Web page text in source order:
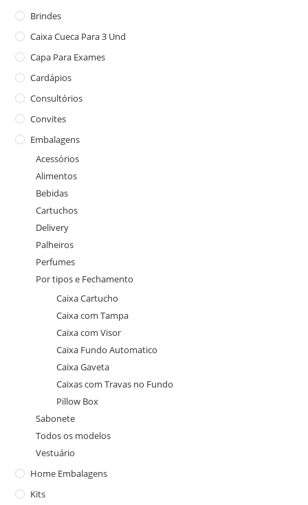
Brindes
Caixa Cueca Para 3 Und
Capa Para Exames
Cardápios
Consultórios
Convites
Embalagens
Acessórios
Alimentos
Bebidas
Cartuchos
Delivery
Palheiros
Perfumes
Por tipos e Fechamento
Caixa Cartucho
Caixa com Tampa
Caixa com Visor
Caixa Fundo Automatico
Caixa Gaveta
Caixas com Travas no Fundo
Pillow Box
Sabonete
Todos os modelos
Vestuário
Home Embalagens
Kits